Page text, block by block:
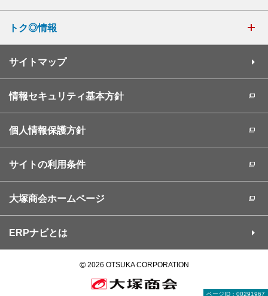
ページID：00291967
トク◎情報
サイトマップ
情報セキュリティ基本方針
個人情報保護方針
サイトの利用条件
大塚商会ホームページ
ERPナビとは
©2026 OTSUKA CORPORATION